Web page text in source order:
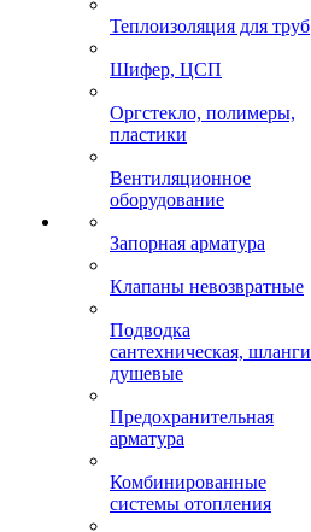
Теплоизоляция для труб
Шифер, ЦСП
Оргстекло, полимеры,
пластики
Вентиляционное
оборудование
Запорная арматура
Клапаны невозвратные
Подводка
сантехническая, шланги
душевые
Предохранительная
арматура
Комбинированные
системы отопления